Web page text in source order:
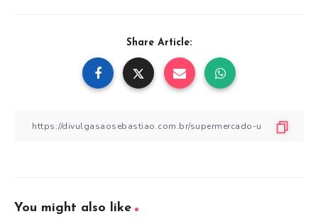
Share Article:
You might also like